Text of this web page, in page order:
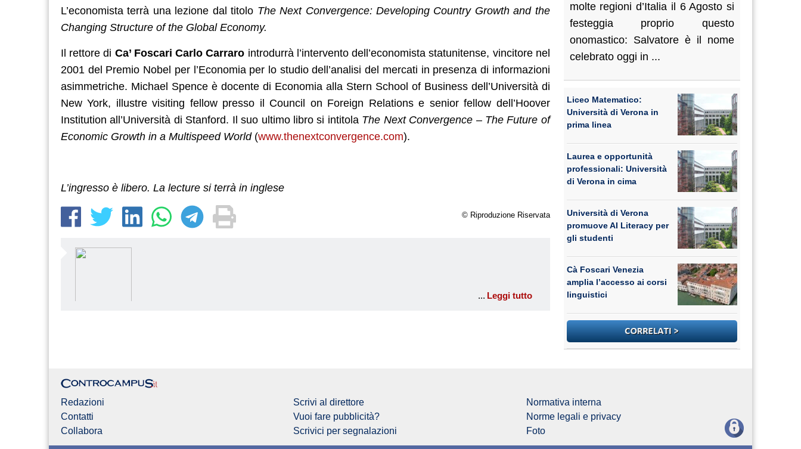
L’economista terrà una lezione dal titolo The Next Convergence: Developing Country Growth and the
Changing Structure of the Global Economy.
Il rettore di Ca’ Foscari Carlo Carraro introdurrà l’intervento dell’economista statunitense, vincitore nel
2001 del Premio Nobel per l’Economia per lo studio dell’analisi del mercati in presenza di informazioni
asimmetriche. Michael Spence è docente di Economia alla Stern School of Business dell’Università di
New York, illustre visiting fellow presso il Council on Foreign Relations e senior fellow dell’Hoover
Institution all’Università di Stanford. Il suo ultimo libro si intitola The Next Convergence – The Future of
Economic Growth in a Multispeed World(www.thenextconvergence.com).
L’ingresso è libero. La lecture si terrà in inglese
© Riproduzione Riservata
Leggi tutto
molte regioni d’Italia il 6 Agosto si
festeggia proprio questo
onomastico: Salvatore è il nome
celebrato oggi in ...
Liceo Matematico:
Università di Verona in
prima linea
Laurea e opportunità
professionali: Università
di Verona in cima
Università di Verona
promuove AI Literacy per
gli studenti
Cà Foscari Venezia
amplia l’accesso ai corsi
linguistici
Redazioni
Contatti
Collabora
Scrivi al direttore
Vuoi fare pubblicità?
Scrivici per segnalazioni
Normativa interna
Norme legali e privacy
Foto